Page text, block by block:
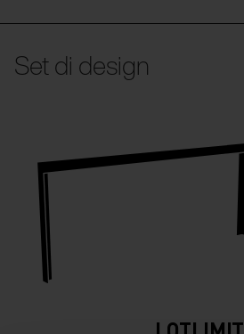
Set di design